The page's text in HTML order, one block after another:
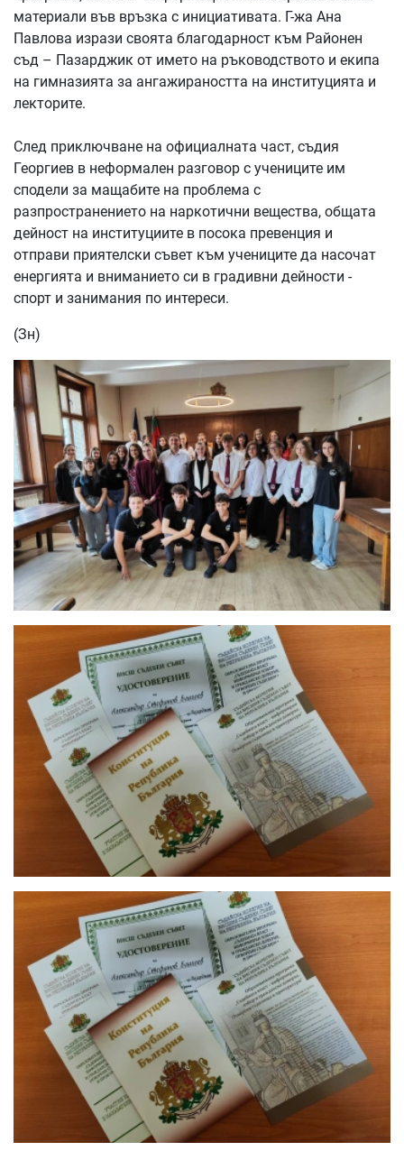
материали във връзка с инициативата. Г-жа Ана
Павлова изрази своята благодарност към Районен
съд – Пазарджик от името на ръководството и екипа
на гимназията за ангажираността на институцията и
лекторите.
След приключване на официалната част, съдия
Георгиев в неформален разговор с учениците им
сподели за мащабите на проблема с
разпространението на наркотични вещества, общата
дейност на институциите в посока превенция и
отправи приятелски съвет към учениците да насочат
енергията и вниманието си в градивни дейности -
спорт и занимания по интереси.
(Зн)